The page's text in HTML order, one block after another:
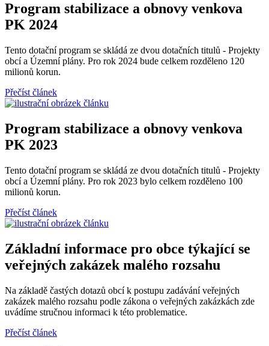
Program stabilizace a obnovy venkova
PK 2024
Tento dotační program se skládá ze dvou dotačních titulů - Projekty
obcí a Územní plány. Pro rok 2024 bude celkem rozděleno 120
milionů korun.
Přečíst článek
Program stabilizace a obnovy venkova
PK 2023
Tento dotační program se skládá ze dvou dotačních titulů - Projekty
obcí a Územní plány. Pro rok 2023 bylo celkem rozděleno 100
milionů korun.
Přečíst článek
Základní informace pro obce týkající se
veřejných zakázek malého rozsahu
Na základě častých dotazů obcí k postupu zadávání veřejných
zakázek malého rozsahu podle zákona o veřejných zakázkách zde
uvádíme stručnou informaci k této problematice.
Přečíst článek